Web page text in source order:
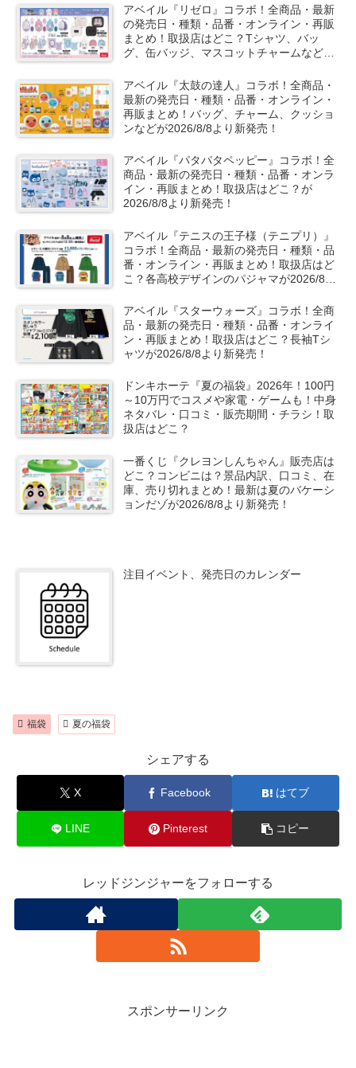
アベイル『リゼロ』コラボ！全商品・最新
の発売日・種類・品番・オンライン・再販
まとめ！取扱店はどこ？Tシャツ、バッ
グ、缶バッジ、マスコットチャームなどが
アベイル『太鼓の達人』コラボ！全商品・
最新の発売日・種類・品番・オンライン・
再販まとめ！バッグ、チャーム、クッショ
ンなどが2026/8/8より新発売！
アベイル『パタパタペッピー』コラボ！全
商品・最新の発売日・種類・品番・オンラ
イン・再販まとめ！取扱店はどこ？が
2026/8/8より新発売！
アベイル『テニスの王子様（テニプリ）』
コラボ！全商品・最新の発売日・種類・品
番・オンライン・再販まとめ！取扱店はど
こ？各高校デザインのパジャマが2026/8/8
アベイル『スターウォーズ』コラボ！全商
品・最新の発売日・種類・品番・オンライ
ン・再販まとめ！取扱店はどこ？長袖Tシ
ャツが2026/8/8より新発売！
ドンキホーテ『夏の福袋』2026年！100円
～10万円でコスメや家電・ゲームも！中身
ネタバレ・口コミ・販売期間・チラシ！取
扱店はどこ？
一番くじ『クレヨンしんちゃん』販売店は
どこ？コンビニは？景品内訳、口コミ、在
庫、売り切れまとめ！最新は夏のバケーシ
ョンだゾが2026/8/8より新発売！
注目イベント、発売日のカレンダー
福袋 夏の福袋
シェアする
X Facebook はてブ
LINE Pinterest コピー
レッドジンジャーをフォローする
スポンサーリンク